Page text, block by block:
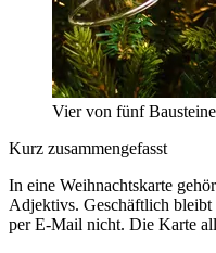
Vier von fünf
Kurz zusammengefasst
In eine Weihnachtskarte
Adjektivs. Geschäftlich bleibt
per E-Mail nicht. Die Karte